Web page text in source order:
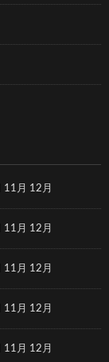
11月 12月
11月 12月
11月 12月
11月 12月
11月 12月